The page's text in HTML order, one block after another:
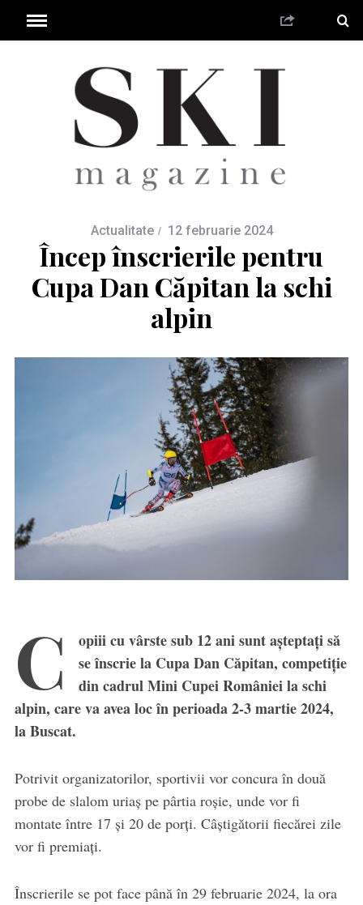
Actualitate 12 februarie 2024
Încep înscrierile pentru
Cupa Dan Căpitan la schi
alpin
C
opiii cu vârste sub 12 ani sunt așteptați să
se înscrie la Cupa Dan Căpitan, competiție
din cadrul Mini Cupei României la schi
alpin, care va avea loc în perioada 2-3 martie 2024,
la Buscat.
Potrivit organizatorilor, sportivii vor concura în două
probe de slalom uriaș pe pârtia roșie, unde vor fi
montate între 17 și 20 de porți. Câștigătorii fiecărei zile
vor fi premiați.
Înscrierile se pot face până în 29 februarie 2024, la ora